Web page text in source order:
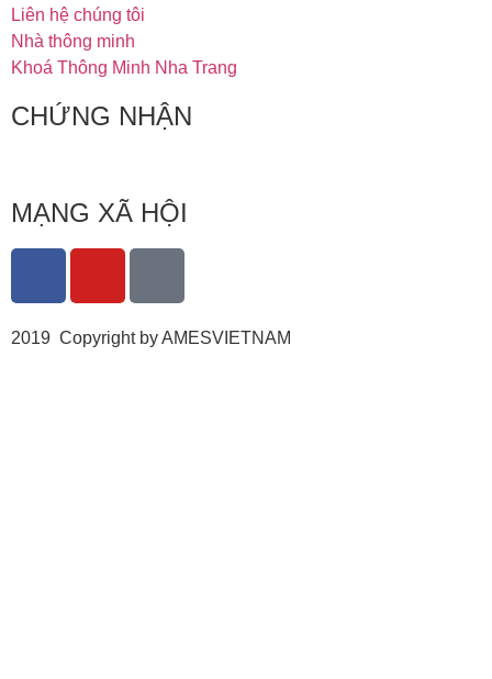
Liên hệ chúng tôi
Nhà thông minh
Khoá Thông Minh Nha Trang
CHỨNG NHẬN
MẠNG XÃ HỘI
2019 Copyright by AMESVIETNAM